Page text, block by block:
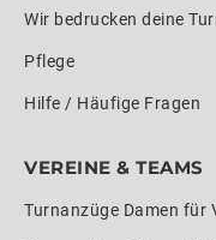
Wir bedrucken deine
Pflege
Hilfe / Häufige Fragen
VEREINE & TEAMS
Turnanzüge Damen für